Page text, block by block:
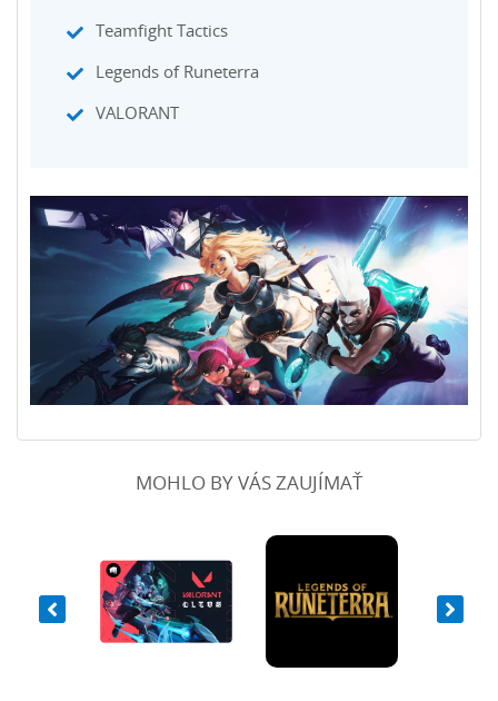
Teamfight Tactics
Legends of Runeterra
VALORANT
MOHLO BY VÁS ZAUJÍMAŤ